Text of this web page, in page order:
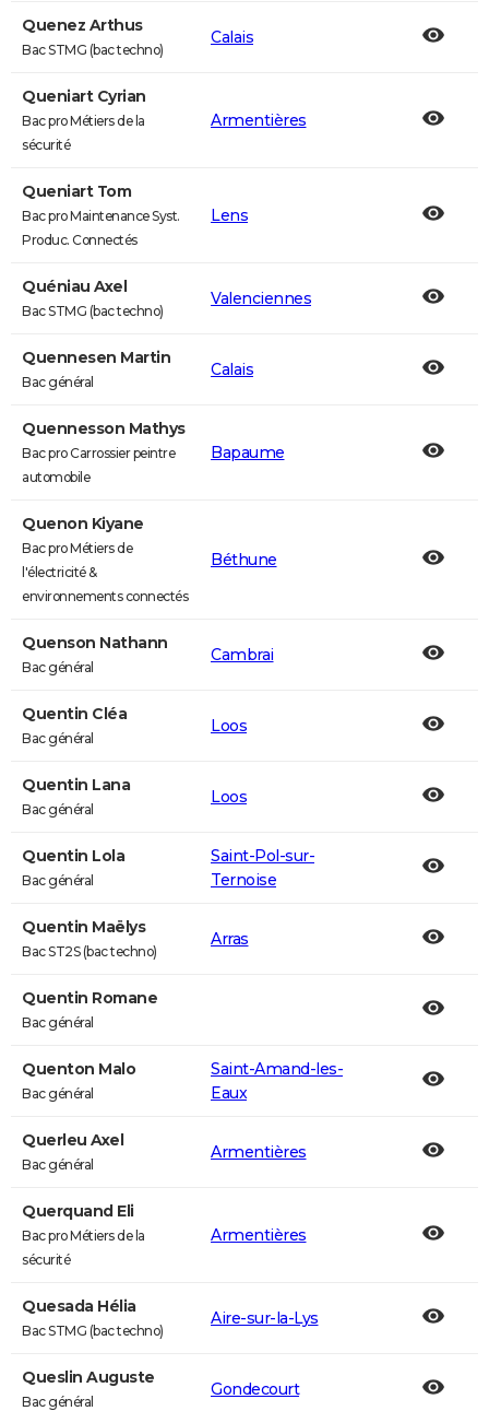
Quenez Arthus
Bac STMG (bac techno)
Calais
Queniart Cyrian
Bac pro Métiers de la
sécurité
Armentières
Queniart Tom
Bac pro Maintenance Syst.
Produc. Connectés
Lens
Quéniau Axel
Bac STMG (bac techno)
Valenciennes
Quennesen Martin
Bac général
Calais
Quennesson Mathys
Bac pro Carrossier peintre
automobile
Bapaume
Quenon Kiyane
Bac pro Métiers de
l'électricité &
environnements connectés
Béthune
Quenson Nathann
Bac général
Cambrai
Quentin Cléa
Bac général
Loos
Quentin Lana
Bac général
Loos
Quentin Lola
Bac général
Saint-Pol-sur-
Ternoise
Quentin Maëlys
Bac ST2S (bac techno)
Arras
Quentin Romane
Bac général
Quenton Malo
Bac général
Saint-Amand-les-
Eaux
Querleu Axel
Bac général
Armentières
Querquand Eli
Bac pro Métiers de la
sécurité
Armentières
Quesada Hélia
Bac STMG (bac techno)
Aire-sur-la-Lys
Queslin Auguste
Bac général
Gondecourt